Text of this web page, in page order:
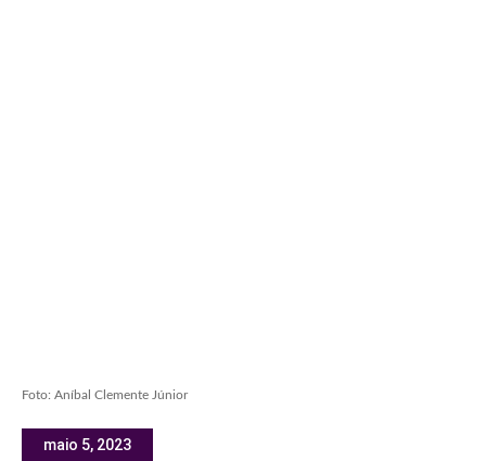
Foto: Aníbal Clemente Júnior
maio 5, 2023